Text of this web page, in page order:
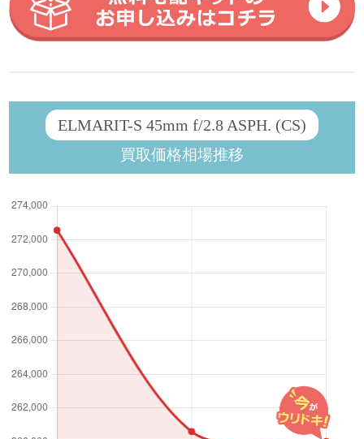
ELMARIT-S 45mm f/2.8 ASPH. (CS)
買取価格相場推移